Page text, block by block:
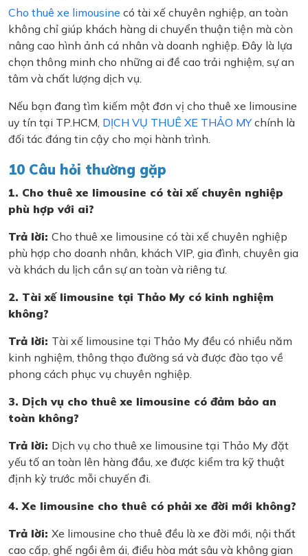
Cho thuê xe limousine có tài xế chuyên nghiệp, an toàn
không chỉ giúp khách hàng di chuyển thuận tiện mà còn
nâng cao hình ảnh cá nhân và doanh nghiệp. Đây là lựa
chọn thông minh cho những ai đề cao trải nghiệm, sự an
tâm và chất lượng dịch vụ.
Nếu bạn đang tìm kiếm một đơn vị cho thuê xe limousine
uy tín tại TP.HCM, DỊCH VỤ THUÊ XE THẢO MYchính là
đối tác đáng tin cậy cho mọi hành trình.
10 Câu hỏi thường gặp
1. Cho thuê xe limousine có tài xế chuyên nghiệp
phù hợp với ai?
Trả lời: Cho thuê xe limousine có tài xế chuyên nghiệp
phù hợp cho doanh nhân, khách VIP, gia đình, chuyên gia
và khách du lịch cần sự an toàn và riêng tư.
2. Tài xế limousine tại Thảo My có kinh nghiệm
không?
Trả lời: Tài xế limousine tại Thảo My đều có nhiều năm
kinh nghiệm, thông thạo đường sá và được đào tạo về
phong cách phục vụ chuyên nghiệp.
3. Dịch vụ cho thuê xe limousine có đảm bảo an
toàn không?
Trả lời: Dịch vụ cho thuê xe limousine tại Thảo My đặt
yếu tố an toàn lên hàng đầu, xe được kiểm tra kỹ thuật
định kỳ trước mỗi chuyến đi.
4. Xe limousine cho thuê có phải xe đời mới không?
Trả lời: Xe limousine cho thuê đều là xe đời mới, nội thất
cao cấp, ghế ngồi êm ái, điều hòa mát sâu và không gian